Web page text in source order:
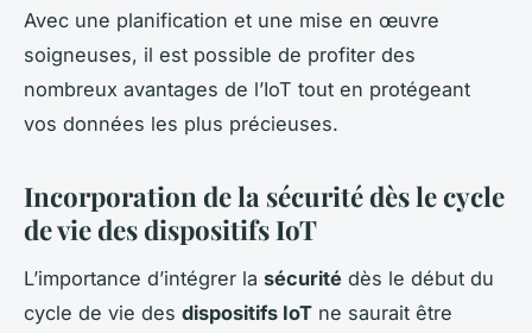
Avec une planification et une mise en œuvre
soigneuses, il est possible de profiter des
nombreux avantages de l’IoT tout en protégeant
vos données les plus précieuses.
Incorporation de la sécurité dès le cycle
de vie des dispositifs IoT
L’importance d’intégrer la sécurité dès le début du
cycle de vie des dispositifs IoT ne saurait être